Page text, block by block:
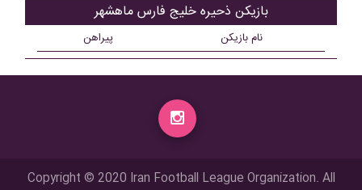
بازیکن ذحیره خلیج فارس ماهشهر
نام بازیکن پیراهن
Copyright © 2020 Iran Football League Organization. All